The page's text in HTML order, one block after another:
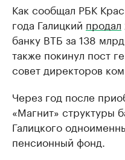
Как сообщал РБК
года Галицкий продал
банку ВТБ за 138
также покинул пост
совет директоров
Через год после
«Магнит» структуры
Галицкого
пенсионный фонд.